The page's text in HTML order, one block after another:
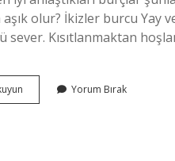
olur? İkizler burcu Yay
sever. Kısıtlanmaktan
Kadını
Yorum Bırak